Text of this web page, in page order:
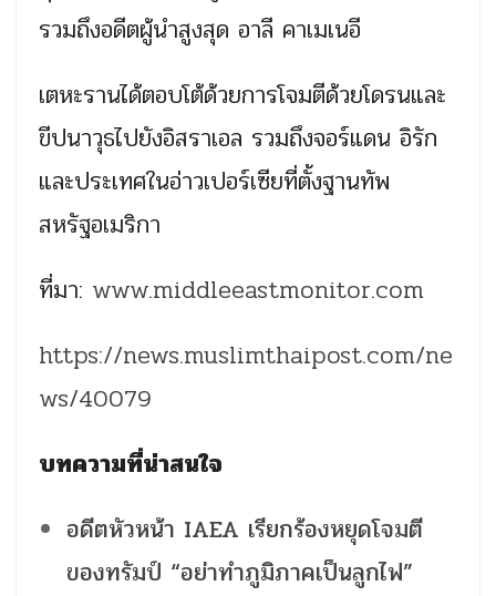
รวมถึงอดีตผู้นำสูงสุด อาลี คาเมเนอี
เตหะรานได้ตอบโต้ด้วยการโจมตีด้วยโดรนและ
ขีปนาวุธไปยังอิสราเอล รวมถึงจอร์แดน อิรัก
และประเทศในอ่าวเปอร์เซียที่ตั้งฐานทัพ
สหรัฐอเมริกา
ที่มา: www.middleeastmonitor.com
https://news.muslimthaipost.com/ne
ws/40079
บทความที่น่าสนใจ
อดีตหัวหน้า IAEA เรียกร้องหยุดโจมตี
ของทรัมป์ “อย่าทำภูมิภาคเป็นลูกไฟ”